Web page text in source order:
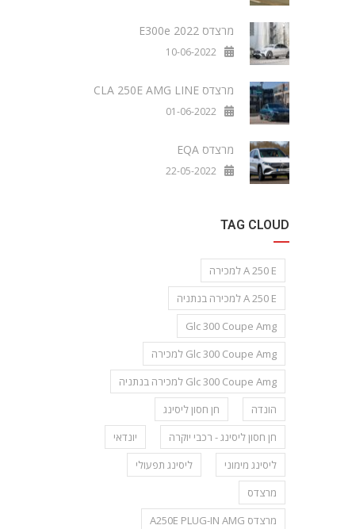
מרצדס E300e 2022
10-06-2022
מרצדס CLA 250E AMG LINE
01-06-2022
מרצדס EQA
22-05-2022
TAG CLOUD
A 250 E למכירה
A 250 E למכירה בנתניה
Glc 300 Coupe Amg
Glc 300 Coupe Amg למכירה
Glc 300 Coupe Amg למכירה בנתניה
הונדה
חן חסון ליסינג
חן חסון ליסינג - רכבי יוקרה
יונדאי
ליסינג מימוני
ליסינג תפעולי
מרצדס
מרצדס A250E PLUG-IN AMG